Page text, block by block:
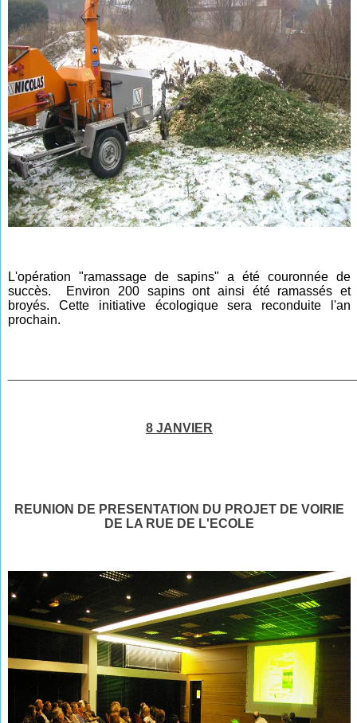
L'opération "ramassage de sapins" a été couronnée de
succès. Environ 200 sapins ont ainsi été ramassés et
broyés. Cette initiative écologique sera reconduite l'an
prochain.
8 JANVIER
REUNION DE PRESENTATION DU PROJET DE VOIRIE
DE LA RUE DE L'ECOLE